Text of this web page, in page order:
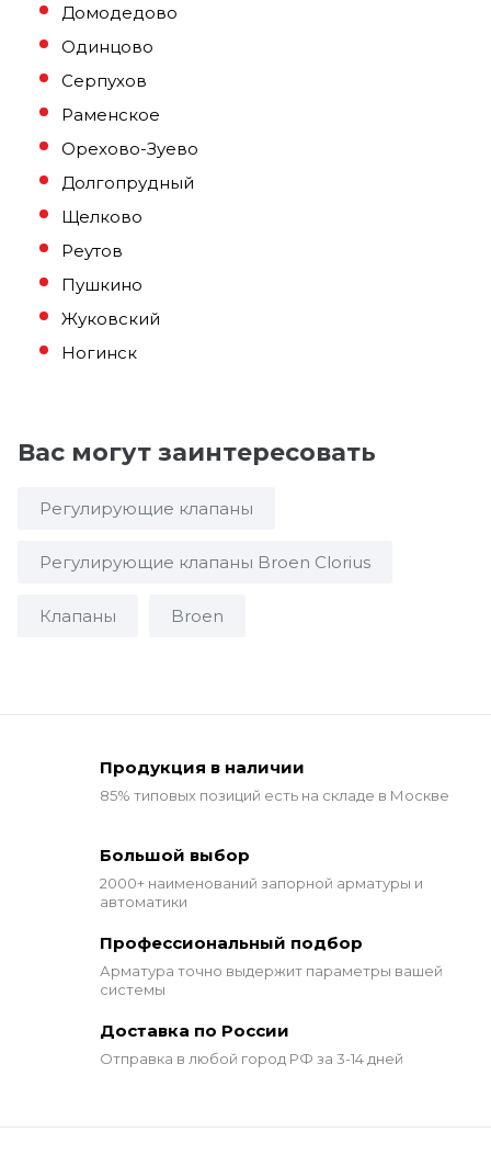
Домодедово
Одинцово
Серпухов
Раменское
Орехово-Зуево
Долгопрудный
Щелково
Реутов
Пушкино
Жуковский
Ногинск
Вас могут заинтересовать
Регулирующие клапаны
Регулирующие клапаны Broen Clorius
Клапаны Broen
Продукция в наличии
85% типовых позиций есть на складе в Москве
Большой выбор
2000+ наименований запорной арматуры и
автоматики
Профессиональный подбор
Арматура точно выдержит параметры вашей
системы
Доставка по России
Отправка в любой город РФ за 3-14 дней